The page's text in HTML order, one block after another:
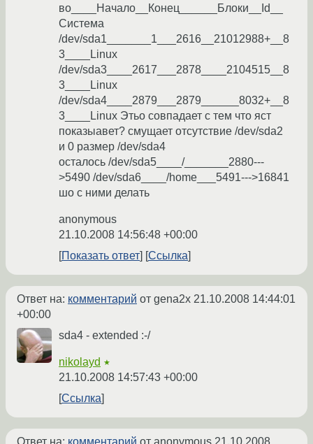
во____Начало__Конец______Блоки__Id__
Система
/dev/sda1_______1___2616__21012988+__8
3____Linux
/dev/sda3____2617___2878____2104515__8
3____Linux
/dev/sda4____2879___2879______8032+__8
3____Linux Этьо совпадает с тем что яст
показыавет? смущает отсутствие /dev/sda2
и 0 размер /dev/sda4
осталось /dev/sda5____/_______2880---
>5490 /dev/sda6____/home___5491--->16841
шо с ними делать
anonymous
21.10.2008 14:56:48 +00:00
Показать ответ
Ссылка
Ответ на: комментарий от gena2x 21.10.2008 14:44:01
+00:00
sda4 - extended :-/
nikolayd ★
21.10.2008 14:57:43 +00:00
Ссылка